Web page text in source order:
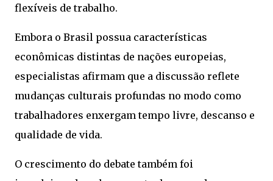
flexíveis de trabalho.
Embora o Brasil possua características
econômicas distintas de nações europeias,
especialistas afirmam que a discussão reflete
mudanças culturais profundas no modo como
trabalhadores enxergam tempo livre, descanso e
qualidade de vida.
O crescimento do debate também foi